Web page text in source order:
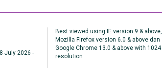
July 2026 -
Best viewed using IE version 9 & above,
Mozilla Firefox version 6.0 & above dan
Google Chrome 13.0 & above with 1024
resolution